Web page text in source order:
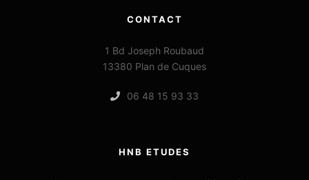
CONTACT
1 Bd Joseph Roubaud
13380 Plan de Cuques
06 48 15 93 33
HNB ETUDES